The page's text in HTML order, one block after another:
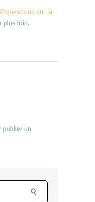
questions sur la
plus loin.
publier un